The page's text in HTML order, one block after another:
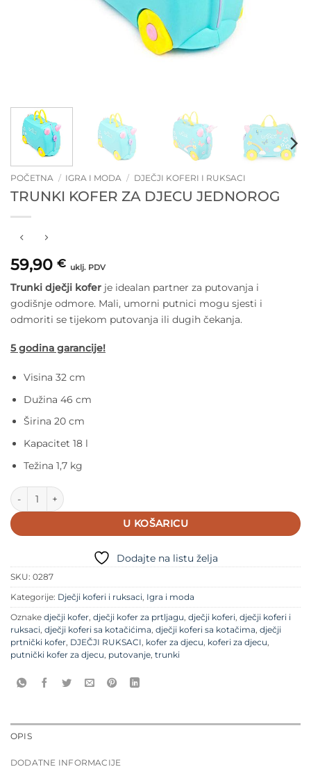
POČETNA / IGRA I MODA / DJEČJI KOFERI I RUKSACI
TRUNKI KOFER ZA DJECU JEDNOROG
59,90 € uklj. PDV
Trunki dječji kofer je idealan partner za putovanja i
godišnje odmore. Mali, umorni putnici mogu sjesti i
odmoriti se tijekom putovanja ili dugih čekanja.
5 godina garancije!
Visina 32 cm
Dužina 46 cm
Širina 20 cm
Kapacitet 18 l
Težina 1,7 kg
Trunki kofer za djecu Jednorog količina
U KOŠARICU
Dodajte na listu želja
SKU: 0287
Kategorije: Dječji koferi i ruksaci, Igra i moda
Oznake dječji kofer, dječji kofer za prtljagu, dječji koferi, dječji koferi i
ruksaci, dječji koferi sa kotačićima, dječji koferi sa kotačima, dječji
prtnički kofer, DJEČJI RUKSACI, kofer za djecu, koferi za djecu,
putnički kofer za djecu, putovanje, trunki
OPIS
DODATNE INFORMACIJE